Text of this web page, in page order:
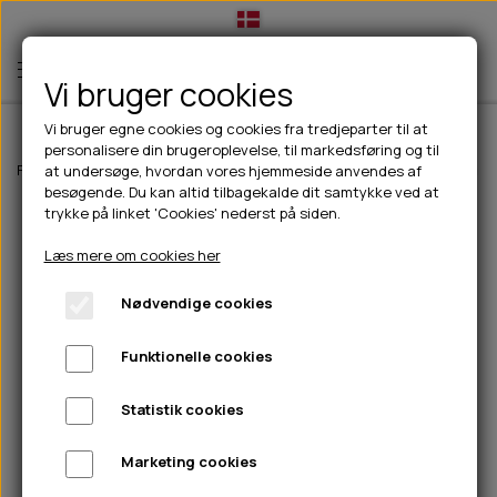
TIL HUND
💧FODER- VANDSKÅLE
CHICOPEE
GODBIDSTASKE
HALSBÅND
🦴 GODBIDDER & SNACKS
🍖 SMAGSVARIANTER
🎾 LEGETØJ
TÆNDER, ØRE, ØJE, POTER & NÆSE
🐾 UDSTYR & KOMFORT
TIL HUNDEEJER
DRIKKEFLASKER/TERMOFLASKER
HUER OG VANTER
PINEWOOD SALES
TIL KAT
TILBUD
NYHEDER
ABONNEMENT
Forside Til hunde Godbidder & Snacks Kornfri godbidder til hunde
Vi bruger cookies
Vi bruger egne cookies og cookies fra tredjeparter til at
personalisere din brugeroplevelse, til markedsføring og til
at undersøge, hvordan vores hjemmeside anvendes af
besøgende. Du kan altid tilbagekalde dit samtykke ved at
trykke på linket 'Cookies' nederst på siden.
Læs mere om cookies her
Nødvendige cookies
Funktionelle cookies
Statistik cookies
Marketing cookies